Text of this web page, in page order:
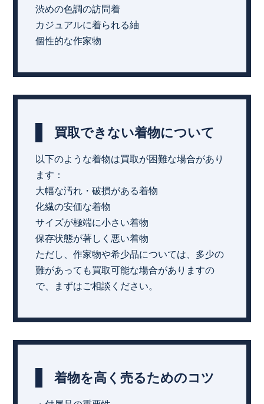
渋めの色調の訪問着
カジュアルに着られる紬
個性的な作家物
買取できない着物について
以下のような着物は買取が困難な場合があり
ます：
大幅な汚れ・破損がある着物
化繊の安価な着物
サイズが極端に小さい着物
保存状態が著しく悪い着物
ただし、作家物や希少品については、多少の
難があっても買取可能な場合がありますの
で、まずはご相談ください。
着物を高く売るためのコツ